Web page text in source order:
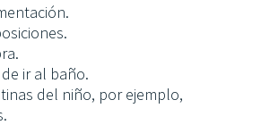
ir al baño.
del niño, por ejemplo,